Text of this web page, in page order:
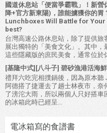
國道休息站「便當爭霸戰」！新
降+官方新東陽)，誰能擄獲你的
Lunchboxes Will Battle for
best?
台灣高速公路休息站，除了提供
展出獨特的「美食文化」。其中，
這些隱藏版的庶民美食，通常位於
[基隆中式][八斗子] 碧砂漁港活海
禮拜六吃完相撲鍋後，因為原本聽
阿德搭了捷運去了趟士林夜市，
了滂沱大雨，所以兩個人只好搭
的冰箱此時已經呈...
電冰箱寫的食譜書